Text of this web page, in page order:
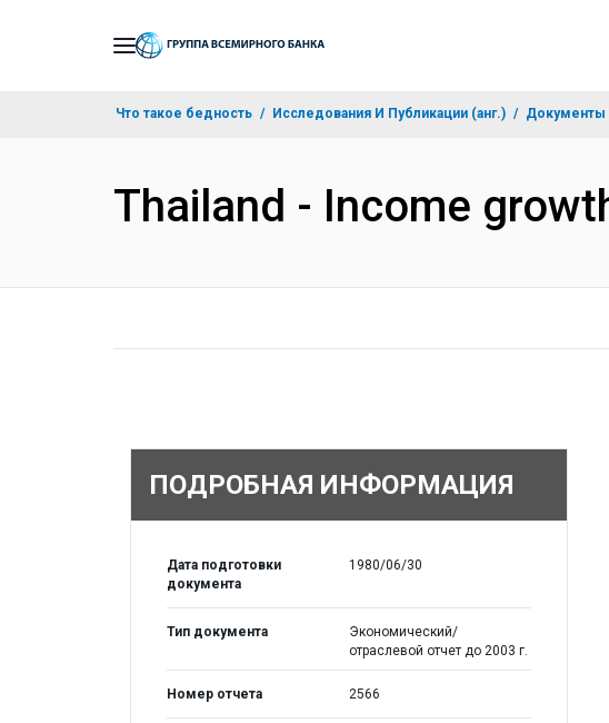
Что такое бедность Исследования И Публикации (анг.) Документы
Thailand - Income
ПОДРОБНАЯ ИНФОРМАЦИЯ
Дата подготовки
документа
1980/06/30
Тип документа
Экономический/
отраслевой отчет до 2003 г.
Номер отчета 2566